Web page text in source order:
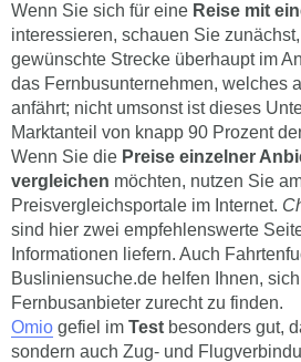
Wenn Sie sich für eine Reise mit
interessieren, schauen Sie
gewünschte Strecke überhaupt im
das Fernbusunternehmen, welches
anfährt; nicht umsonst ist dieses
Marktanteil von knapp 90 Prozent
Wenn Sie die Preise einzelner
vergleichen möchten, nutzen Sie
Preisvergleichsportale im Internet.
sind hier zwei empfehlenswerte
Informationen liefern. Auch
Busliniensuche.de helfen Ihnen,
Fernbusanbieter zurecht zu finden.
Omio gefiel im Test besonders gut,
sondern auch Zug- und